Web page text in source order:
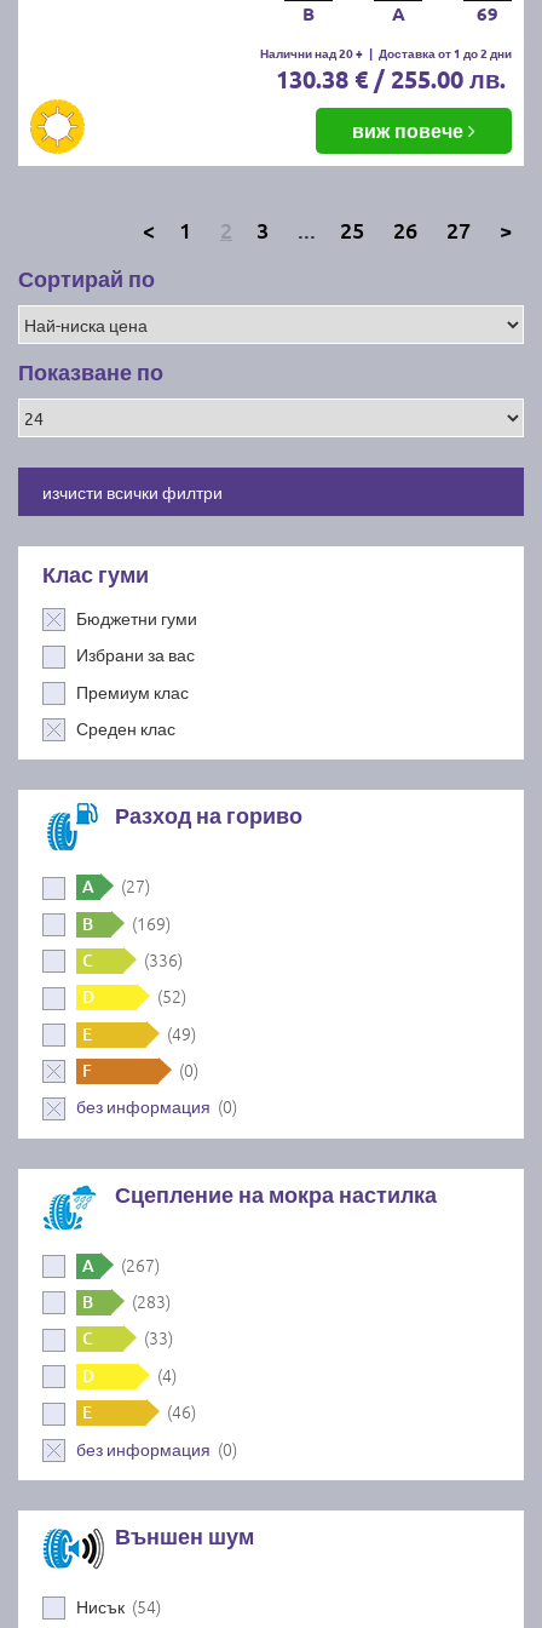
B A 69
Налични над 20 + | Доставка от 1 до 2 дни
130.38 € / 255.00 лв.
виж повече
< 1 2 3 ... 25 26 27
>
Сортирай по
Показване по
изчисти всички филтри
Клас гуми
Бюджетни гуми
Избрани за вас
Премиум клас
Среден клас
Разход на гориво
A (27)
B (169)
C (336)
D (52)
E (49)
F (0)
без информация (0)
Сцепление на мокра настилка
A (267)
B (283)
C (33)
D (4)
E (46)
без информация (0)
Външен шум
Нисък (54)